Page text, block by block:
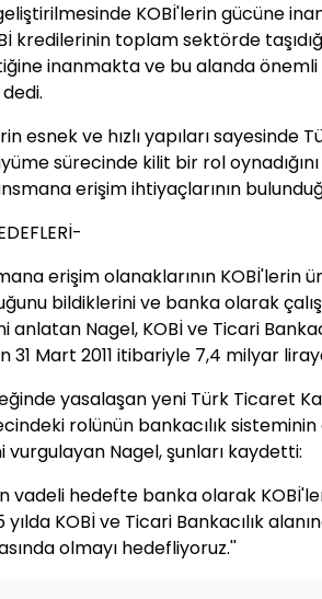
KOBİ'lerin gücüne
kredilerinin toplam sektörde
inanmakta ve bu alanda
esnek ve hızlı yapıları sayesinde
sürecinde kilit bir rol
erişim ihtiyaçlarının
erişim olanaklarının KOBİ'lerin
bildiklerini ve banka olarak
anlatan Nagel, KOBİ ve Ticari
31 Mart 2011 itibariyle 7,4 milyar
yasalaşan yeni Türk Ticaret
rolünün bankacılık
vurgulayan Nagel, şunları kaydetti:
vadeli hedefte banka olarak
KOBİ ve Ticari Bankacılık
olmayı hedefliyoruz.''